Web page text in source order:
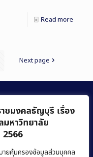
ชมงคลธัญบุรี เรื่อง
หาวิทยาลัย
ายคุ้มครองข้อมูลส่วนบุคคล
Read more
Next page